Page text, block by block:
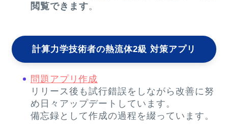
閲覧できます。
計算力学技術者の熱流体2級 対策アプリ
問題アプリ作成
リリース後も試行錯誤をしながら改善に努
め日々アップデートしています。
備忘録として作成の過程を綴っています。